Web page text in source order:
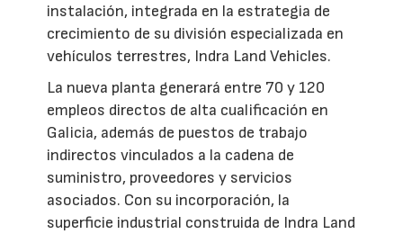
instalación, integrada en la estrategia de
crecimiento de su división especializada en
vehículos terrestres, Indra Land Vehicles.
La nueva planta generará entre 70 y 120
empleos directos de alta cualificación en
Galicia, además de puestos de trabajo
indirectos vinculados a la cadena de
suministro, proveedores y servicios
asociados. Con su incorporación, la
superficie industrial construida de Indra Land